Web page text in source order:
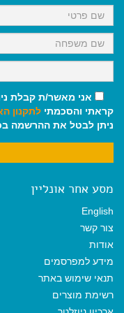
אני מאשר/ת קבלת
קראתי והסכמתי לתקנון
ניתן לבטל את ההרשמה
מסע אחר אונליין
English
צור קשר
אודות
מידע למפרסמים
תנאי שימוש באתר
רשימת מוצרים